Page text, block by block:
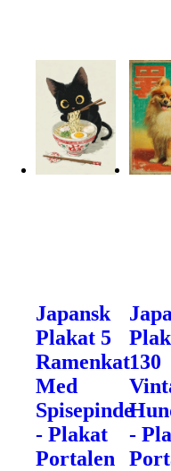
Japansk
Plakat 5
Ramenkat
Med
Spisepinde
- Plakat
Portalen
130
-